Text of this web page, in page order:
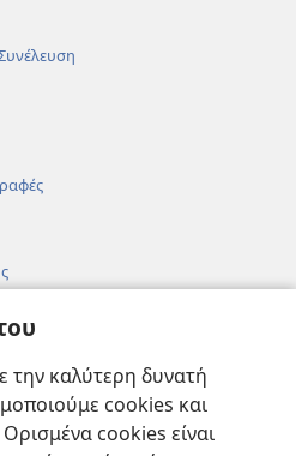
την καλύτερη δυνατή
cookies και
cookies είναι
Φορείς και ΜΜΕ